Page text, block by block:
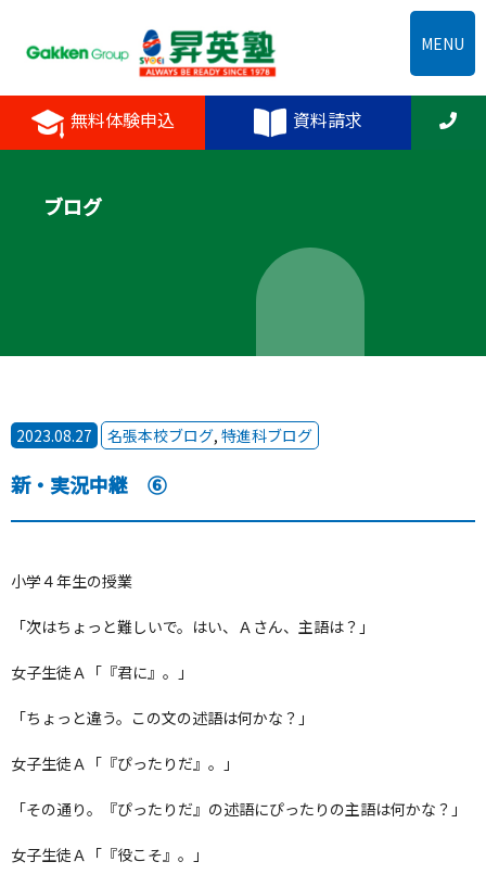
無料体験申込 資料請求
MENU
ブログ
2023.08.27 名張本校ブログ, 特進科ブログ
新・実況中継 ⑥
小学４年生の授業
「次はちょっと難しいで。はい、Ａさん、主語は？」
女子生徒Ａ「『君に』。」
「ちょっと違う。この文の述語は何かな？」
女子生徒Ａ「『ぴったりだ』。」
「その通り。『ぴったりだ』の述語にぴったりの主語は何かな？」
女子生徒Ａ「『役こそ』。」